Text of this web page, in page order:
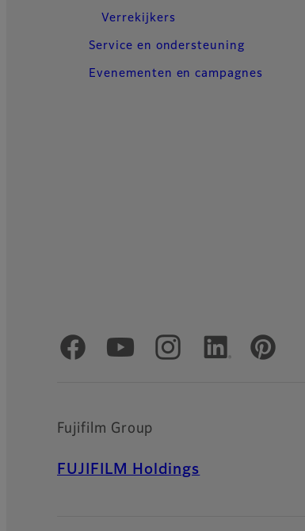
Verrekijkers
Service en ondersteuning
Evenementen en campagnes
Officiële sociale media
Fujifilm Group
FUJIFILM Holdings